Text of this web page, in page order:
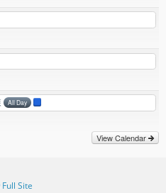
All Day
View Calendar
Site